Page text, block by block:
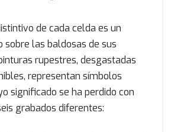
de cada celda es un
sobre las baldosas de sus
rupestres, desgastadas
representan símbolos
significado se ha perdido con
grabados diferentes: